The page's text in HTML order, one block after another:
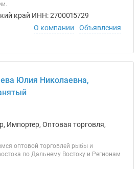
край ИНН: 2700015729
О компании
Объявления
Юлия Николаевна,
Импортер, Оптовая торговля,
оптовой торговлей рыбы и
по Дальнему Востоку и Регионам